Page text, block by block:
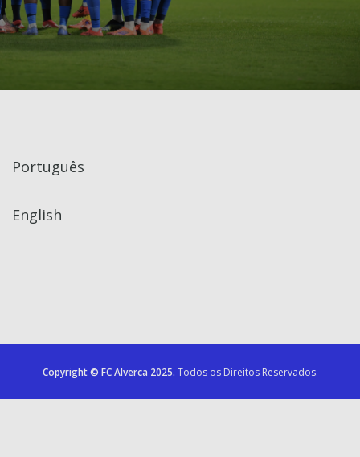
Português
English
Copyright © FC Alverca 2025. Todos os Direitos Reservados.